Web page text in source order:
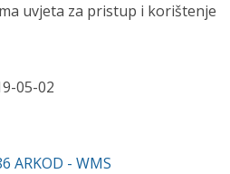
uvjeta za pristup i korištenje
05-02
ARKOD - WMS